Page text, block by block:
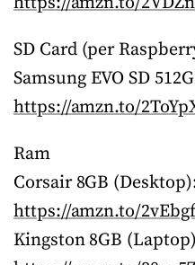
SD Card (per
Samsung EVO SD
https://amzn.to/
Ram
Corsair 8GB
https://amzn.to/
Kingston 8GB